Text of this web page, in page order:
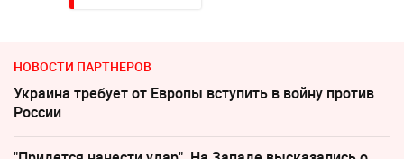
НОВОСТИ ПАРТНЕРОВ
Украина требует от Европы вступить в войну против
России